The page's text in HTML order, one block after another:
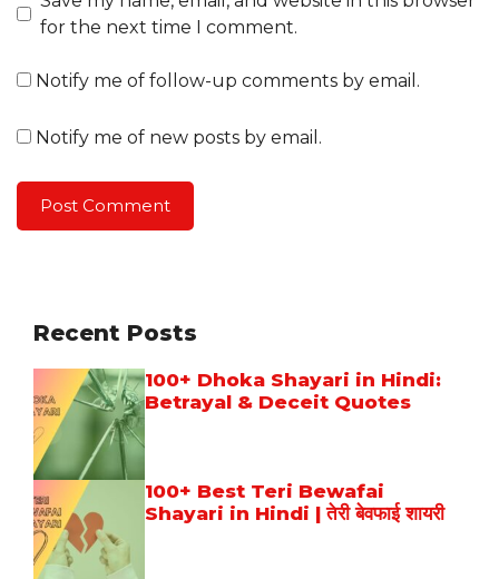
for the next time I comment.
Notify me of follow-up comments by email.
Notify me of new posts by email.
Recent Posts
100+ Dhoka Shayari in Hindi:
Betrayal & Deceit Quotes
100+ Best Teri Bewafai
Shayari in Hindi | तेरी बेवफाई शायरी